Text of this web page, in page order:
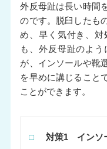
外反母趾は長い時間
のです。脱臼したも
め、早く気付き、
も、外反母趾のよ
が、インソールや靴
を早めに講じること
ことができます。
□
対策1 インソ